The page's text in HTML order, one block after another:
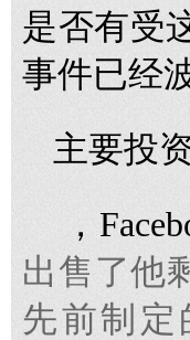
是否有受
事件已经
主要投
，
出售了他
先前制